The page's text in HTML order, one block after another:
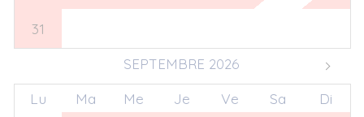
31
SEPTEMBRE 2026
Lu Ma Me Je Ve Sa
Di